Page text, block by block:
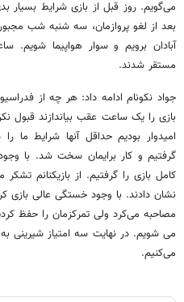
می‌گویم. روز قبل از بازی شرایط
بعد از لغو پروازمان، سه شنبه شب
آبادان برویم و سوار هواپیما شویم.
مستقر شدند.
جواد نکونام ادامه داد: هر چه از
بازی را یک ساعت عقب بیاندازند قبول
امیدوار بودیم حداقل آنها شرایط
گرفتیم و کار برایمان سخت شد. با
کامل بازی را گرفتیم. از بازیکنانم
نشان دادند. با وجود خستگی عالی بازی
مصاحبه می‌کرد ولی تمرکزمان را حفظ
می شویم. در نهایت سه امتیاز شیرینی
می‌کنیم.